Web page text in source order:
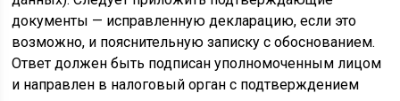
документы — исправленную декларацию, если это
возможно, и пояснительную записку с обоснованием.
Ответ должен быть подписан уполномоченным лицом
и направлен в налоговый орган с подтверждением